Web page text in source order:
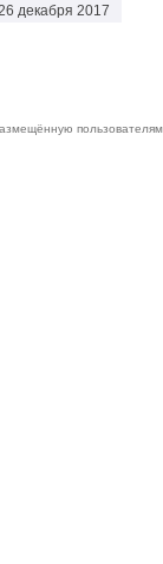
декабря 2017